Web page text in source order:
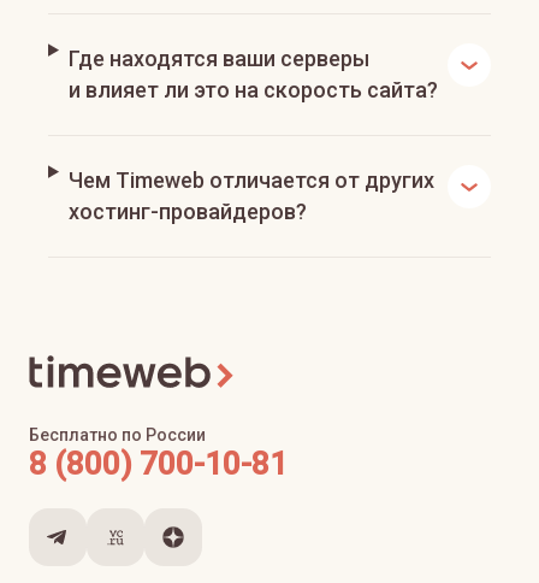
Где находятся ваши серверы
и влияет ли это на скорость сайта?
Чем Timeweb отличается от других
хостинг-провайдеров?
Бесплатно по России
8 (800) 700-10-81